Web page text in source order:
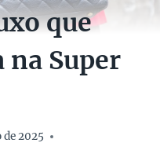
que
na Super
2025